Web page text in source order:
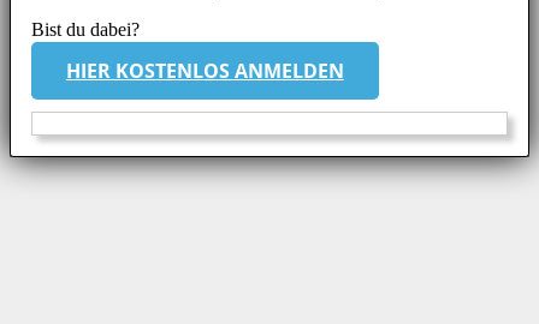
Bist du dabei?
HIER KOSTENLOS ANMELDEN